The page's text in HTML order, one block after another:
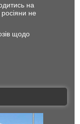
на
не
щодо